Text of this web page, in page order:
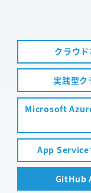
クラウ
実践型ク
Microsoft
App Service
GitHub